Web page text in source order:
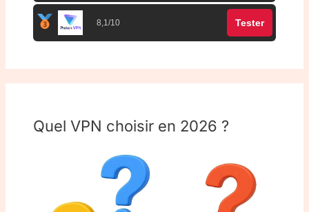
8,1/10 Tester
Quel VPN choisir en 2026 ?